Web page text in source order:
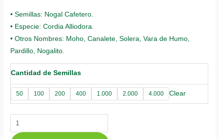
• Semillas: Nogal Cafetero.
• Especie: Cordia Alliodora.
• Otros Nombres: Moho, Canalete, Solera, Vara de Humo,
Pardillo, Nogalito.
Cantidad de Semillas
50 100 200 400 1.000 2.000 4.000 Clear
Semillas
Orgánicas